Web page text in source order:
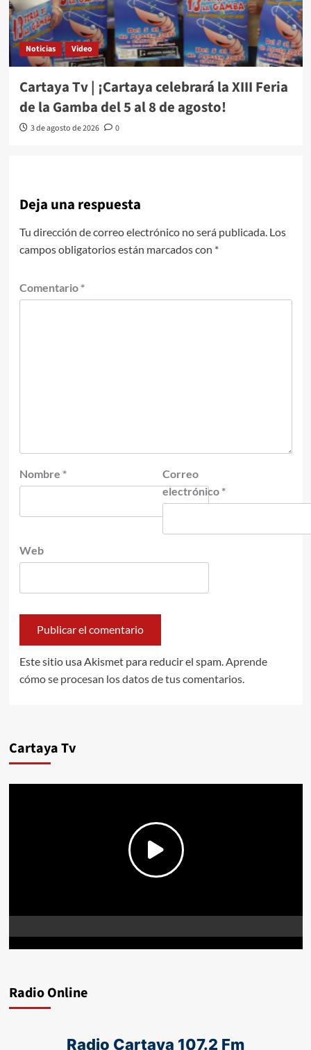
Noticias Video
Cartaya Tv | ¡Cartaya celebrará la XIII Feria
de la Gamba del 5 al 8 de agosto!
3 de agosto de 2026 0
Deja una respuesta
Tu dirección de correo electrónico no será publicada. Los
campos obligatorios están marcados con *
Comentario *
Nombre *
Correo
electrónico *
Web
Este sitio usa Akismet para reducir el spam. Aprende
cómo se procesan los datos de tus comentarios.
Cartaya Tv
Radio Online
Radio Cartaya 107.2 Fm